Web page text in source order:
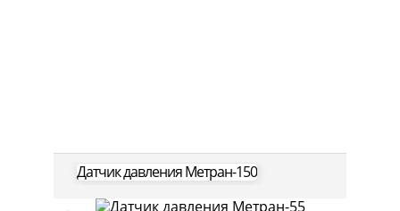
Датчик давления Метран-150